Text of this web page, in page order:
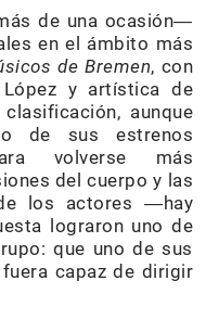
de una ocasión―
en el ámbito más
de Bremen, con
y artística de
aunque
de sus estrenos
volverse más
del cuerpo y las
los actores ―hay
lograron uno de
que uno de sus
capaz de dirigir